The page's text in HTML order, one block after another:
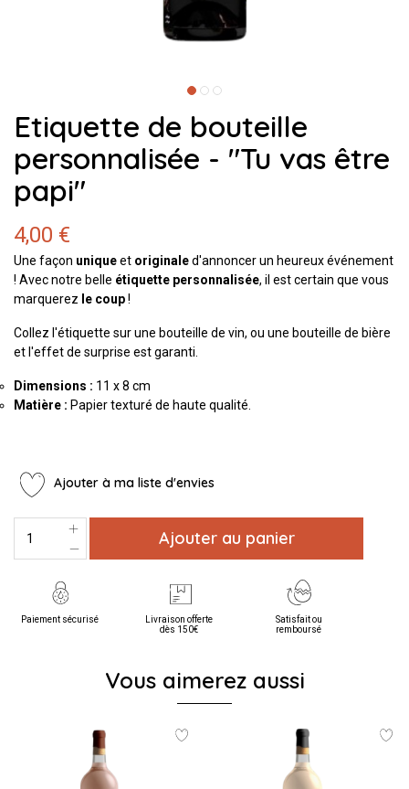
Etiquette de bouteille
personnalisée - "Tu vas être
papi"
4,00 €
Une façon uniqueet originaled'annoncer un heureux événement
! Avec notre belle étiquette personnalisée, il est certain que vous
marquerez le coup!
Collez l'étiquette sur une bouteille de vin, ou une bouteille de bière
et l'effet de surprise est garanti.
Dimensions : 11 x 8 cm
Matière : Papier texturé de haute qualité.
Ajouter à ma liste d'envies
Ajouter au panier
Paiement sécurisé
Livraison offerte
dès 150€
Satisfait ou
remboursé
Vous aimerez aussi